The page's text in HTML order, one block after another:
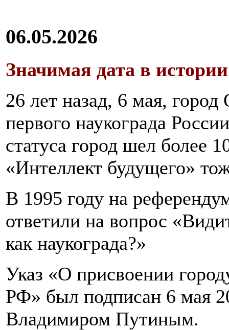
06.05.2026
Значимая дата в
26 лет назад, 6 мая,
первого наукограда
статуса город шел более
«Интеллект будущего»
В 1995 году на
ответили на вопрос
как наукограда?»
Указ «О присвоении
РФ» был подписан 6 мая
Владимиром Путиным.